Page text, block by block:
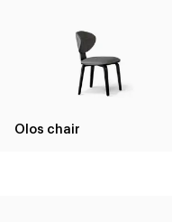
Olos chair